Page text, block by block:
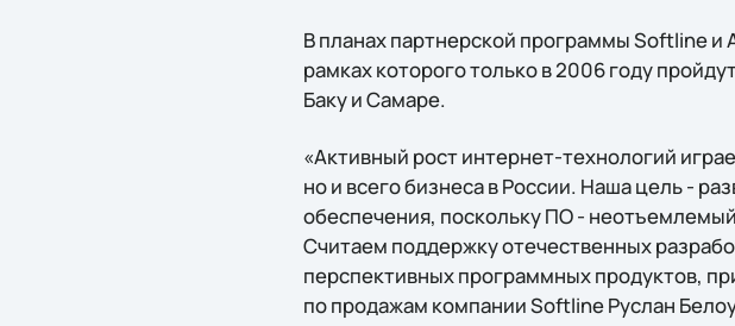
В планах партнерской программы Softline и
рамках которого только в 2006 году
Баку и Самаре.
«Активный рост интернет-технологий
но и всего бизнеса в России. Наша цель -
обеспечения, поскольку ПО -
Cчитаем поддержку отечественных
перспективных программных продуктов,
по продажам компании Softline Руслан